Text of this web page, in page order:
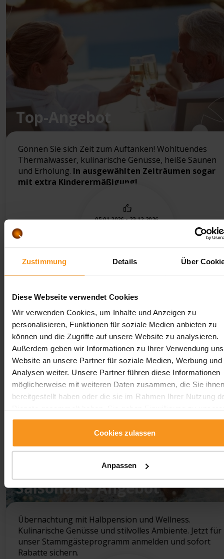
Zustimmung Details Über
Diese Webseite verwendet Cookies
Wir verwenden Cookies, um Inhalte und Anzeigen zu
personalisieren, Funktionen für soziale Medien anbieten zu
können und die Zugriffe auf unsere Website zu analysieren.
Außerdem geben wir Informationen zu Ihrer Verwendung
Website an unsere Partner für soziale Medien, Werbung und
Analysen weiter. Unsere Partner führen diese Informationen
möglicherweise mit weiteren Daten zusammen, die Sie ihnen
bereitgestellt haben oder die sie im Rahmen Ihrer Nutzung
Cookies, wenn Sie unsere Webseite weiterhin nutzen.
Cookies zulassen
Anpassen
Top-Angebot
Gönnen Sie sich Zeit zum Auftanken! Wohltuendes
Thermalwasser, kulinarische Genüsse, heiße Saunen
und Erholung. In ausgewählten Zeiträumen sogar
mit extra Kinderermäßigung!
05.01.2026 - 23.12.2026.
PREISE ÜBERPRÜFEN, BUCHEN
Details anzeigen
Saisonales Angebot
Übernachtung mit Halbpension und Wellness.
Kulinarische Genüsse und stilvolles Ambiente. Jetzt für
unser Stammgästeprogramm anmelden und sofort
Rabatte sichern.